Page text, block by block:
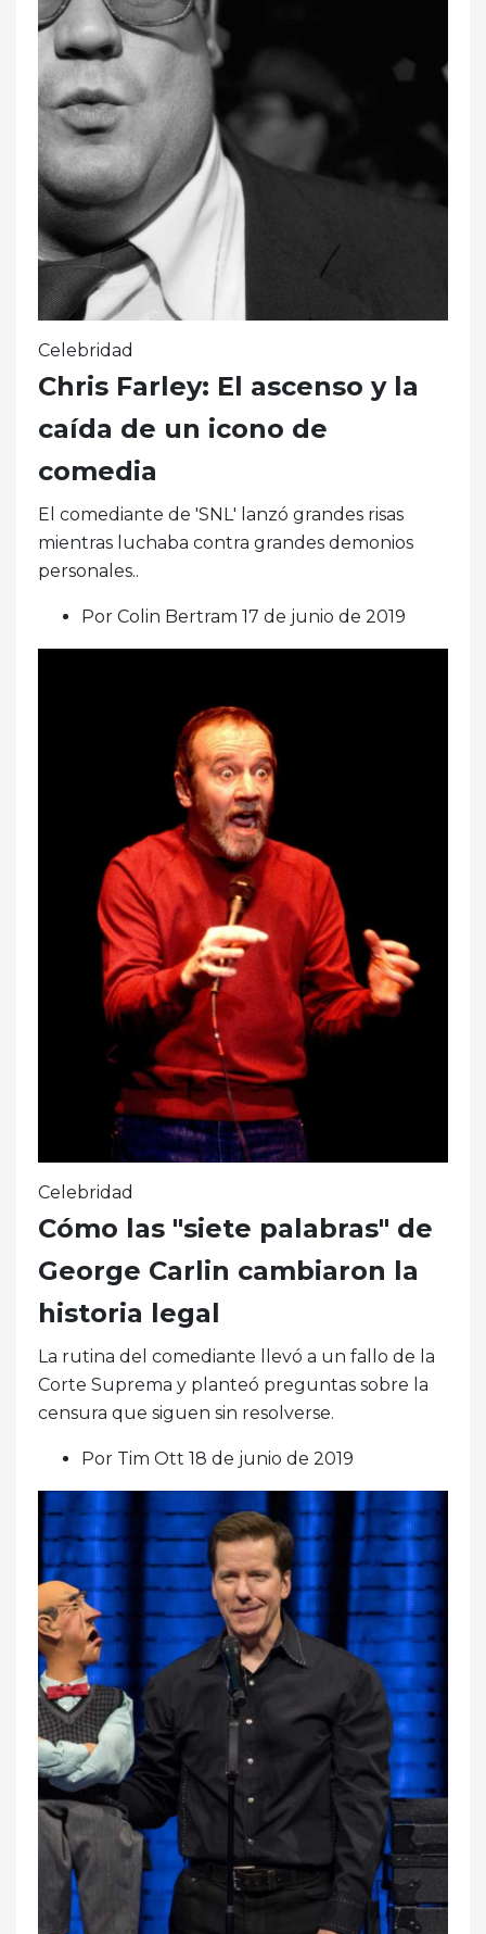
Celebridad
Chris Farley: El ascenso y la
caída de un icono de
comedia
El comediante de 'SNL' lanzó grandes risas
mientras luchaba contra grandes demonios
personales..
Por Colin Bertram 17 de junio de 2019
Celebridad
Cómo las "siete palabras" de
George Carlin cambiaron la
historia legal
La rutina del comediante llevó a un fallo de la
Corte Suprema y planteó preguntas sobre la
censura que siguen sin resolverse.
Por Tim Ott 18 de junio de 2019